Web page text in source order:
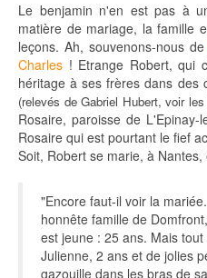
Le benjamin n'en est pas à
matière de mariage, la famille
leçons. Ah, souvenons-nous
Charles ! Etrange Robert, qui
héritage à ses frères dans des
(relevés de Gabriel Hubert, voir
Rosaire, paroisse de
Rosaire qui est pourtant le fief
Soit, Robert se marie, à Nantes,
"Encore faut-il voir la
honnête famille de
est jeune : 25 ans. Mais
Julienne, 2 ans et de jolies
gazouille dans les bras de